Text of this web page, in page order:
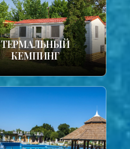
ТЕРМАЛЬНЫЙ
КЕМПИНГ